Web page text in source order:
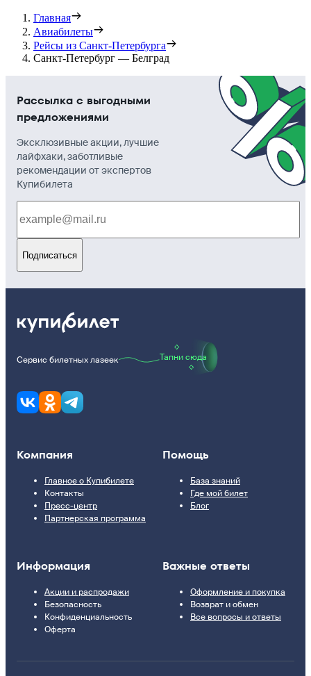
Главная
Авиабилеты
Рейсы из Санкт-Петербурга
Санкт-Петербург — Белград
Рассылка с выгодными
предложениями
Эксклюзивные акции, лучшие
лайфхаки, заботливые
рекомендации от экспертов
Купибилета
Подписаться
Сервис билетных лазеек Тапни сюда
Компания
Главное о Купибилете
Контакты
Пресс-центр
Партнерская программа
Помощь
База знаний
Где мой билет
Блог
Информация
Акции и распродажи
Безопасность
Конфиденциальность
Оферта
Важные ответы
Оформление и покупка
Возврат и обмен
Все вопросы и ответы